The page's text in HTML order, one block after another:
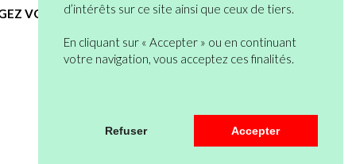
d’intérêts sur ce site ainsi que ceux de tiers.
En cliquant sur « Accepter » ou en continuant
votre navigation, vous acceptez ces finalités.
Refuser Accepter
VOUS HYGIENE ET SERVICES GENERAUX
Articles1à20sur un total de23